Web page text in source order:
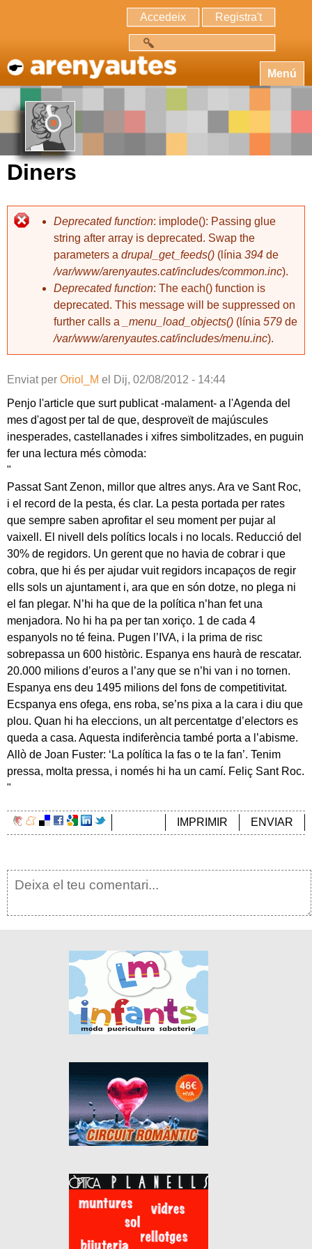
Accedeix Registra't
Menú
Diners
Deprecated function: implode(): Passing glue
string after array is deprecated. Swap the
parameters a drupal_get_feeds() (línia 394 de
/var/www/arenyautes.cat/includes/common.inc).
Deprecated function: The each() function is
deprecated. This message will be suppressed on
further calls a
_menu_load_objects() (línia 579 de
/var/www/arenyautes.cat/includes/menu.inc).
Enviat per Oriol_M el
Dij, 02/08/2012 - 14:44
Penjo l'article que surt publicat -malament- a l'Agenda del
mes d'agost per tal de que, desproveït de majúscules
inesperades, castellanades i xifres simbolitzades, en puguin
fer una lectura més còmoda:
"
Passat Sant Zenon, millor que altres anys. Ara ve Sant Roc,
i el record de la pesta, és clar. La pesta portada per rates
que sempre saben aprofitar el seu moment per pujar al
vaixell. El nivell dels polítics locals i no locals. Reducció del
30% de regidors. Un gerent que no havia de cobrar i que
cobra, que hi és per ajudar vuit regidors incapaços de regir
ells sols un ajuntament i, ara que en són dotze, no plega ni
el fan plegar. N’hi ha que de la política n’han fet una
menjadora. No hi ha pa per tan xoriço. 1 de cada 4
espanyols no té feina. Pugen l’IVA, i la prima de risc
sobrepassa un 600 històric. Espanya ens haurà de rescatar.
20.000 milions d’euros a l’any que se n’hi van i no tornen.
Espanya ens deu 1495 milions del fons de competitivitat.
Ecspanya ens ofega, ens roba, se’ns pixa a la cara i diu que
plou. Quan hi ha eleccions, un alt percentatge d’electors es
queda a casa. Aquesta indiferència també porta a l’abisme.
Allò de Joan Fuster: ‘La política la fas o te la fan’. Tenim
pressa, molta pressa, i només hi ha un camí. Feliç Sant Roc.
"
ENVIAR
IMPRIMIR